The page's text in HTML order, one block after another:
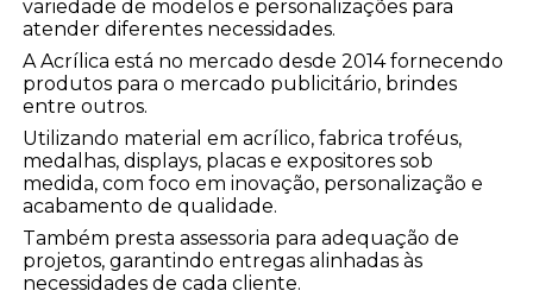
variedade de modelos e personalizações para
atender diferentes necessidades.
A Acrílica está no mercado desde 2014 fornecendo
produtos para o mercado publicitário, brindes
entre outros.
Utilizando material em acrílico, fabrica troféus,
medalhas, displays, placas e expositores sob
medida, com foco em inovação, personalização e
acabamento de qualidade.
Também presta assessoria para adequação de
projetos, garantindo entregas alinhadas às
necessidades de cada cliente.